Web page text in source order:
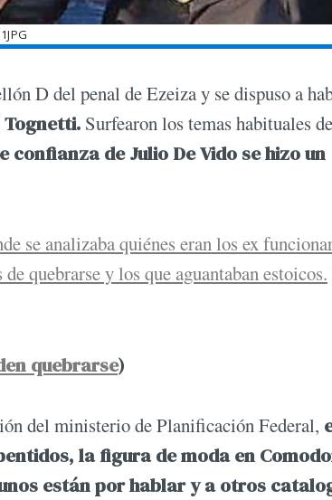
D del penal de Ezeiza y se dispuso a
Surfearon los temas habituales
de Julio De Vido se hizo un
se analizaba quiénes eran los ex
quebrarse y los que aguantaban estoicos.
quebrarse)
del ministerio de Planificación Federal,
la figura de moda en
están por hablar y a otros